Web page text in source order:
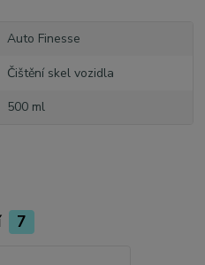
Auto Finesse
Čištění skel vozidla
500 ml
7